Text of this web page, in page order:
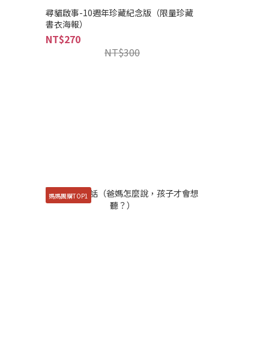
尋貓啟事-10週年珍藏紀念版（限量珍藏
書衣海報）
NT$270
NT$300
媽媽團購TOP1